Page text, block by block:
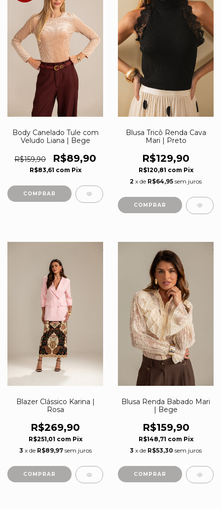
Body Canelado Tule com
Veludo Liana | Bege
R$159,90 R$89,90
R$83,61 com Pix
COMPRAR
Blusa Tricô Renda Cava
Mari | Preto
R$129,90
R$120,81 com Pix
2 x de R$64,95 sem juros
COMPRAR
Blazer Clássico Karina |
Rosa
R$269,90
R$251,01 com Pix
3 x de R$89,97 sem juros
COMPRAR
Blusa Renda Babado Mari
| Bege
R$159,90
R$148,71 com Pix
3 x de R$53,30 sem juros
COMPRAR